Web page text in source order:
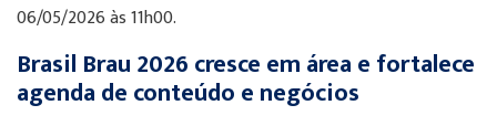
06/05/2026 às 11h00.
Brasil Brau 2026 cresce em área e fortalece
agenda de conteúdo e negócios